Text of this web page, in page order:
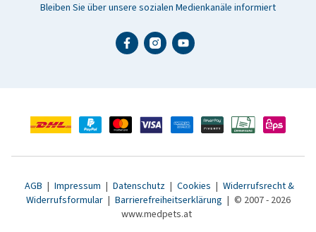
Bleiben Sie über unsere sozialen Medienkanäle informiert
AGB | Impressum | Datenschutz | Cookies | Widerrufsrecht &
Widerrufsformular | Barrierefreiheitserklärung | © 2007 - 2026
www.medpets.at